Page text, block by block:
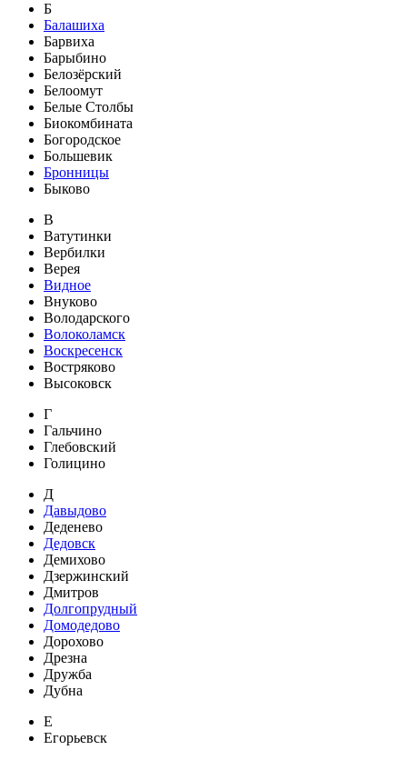
Б
Балашиха
Барвиха
Барыбино
Белозёрский
Белоомут
Белые Столбы
Биокомбината
Богородское
Большевик
Бронницы
Быково
В
Ватутинки
Вербилки
Верея
Видное
Внуково
Володарского
Волоколамск
Воскресенск
Востряково
Высоковск
Г
Гальчино
Глебовский
Голицино
Д
Давыдово
Деденево
Дедовск
Демихово
Дзержинский
Дмитров
Долгопрудный
Домодедово
Дорохово
Дрезна
Дружба
Дубна
Е
Егорьевск